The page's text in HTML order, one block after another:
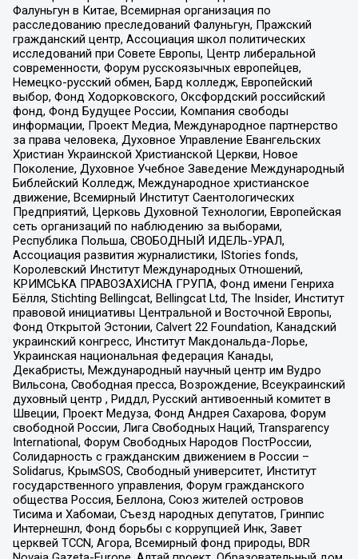
Фалуньгун в Китае, Всемирная организация по
расследованию преследований Фалуньгун, Пражский
гражданский центр, Ассоциация школ политических
исследований при Совете Европы, Центр либеральной
современности, Форум русскоязычных европейцев,
Немецко-русский обмен, Бард колледж, Европейский
выбор, Фонд Ходорковского, Оксфордский российский
фонд, Фонд Будущее России, Компания свободы
информации, Проект Медиа, Международное партнерство
за права человека, Духовное Управление Евангельских
Христиан Украинской Христианской Церкви, Новое
Поколение, Духовное Учебное Заведение Международный
Библейский Колледж, Международное христианское
движение, Всемирный Институт Саентологических
Предприятий, Церковь Духовной Технологии, Европейская
сеть организаций по наблюдению за выборами,
Республика Польша, СВОБОДНЫЙ ИДЕЛЬ-УРАЛ,
Ассоциация развития журналистики, IStories fonds,
Королевский Институт Международных Отношений,
КРИМСЬКА ПРАВОЗАХИСНА ГРУПА, Фонд имени Генриха
Бёлля, Stichting Bellingcat, Bellingcat Ltd, The Insider, Институт
правовой инициативы Центральной и Восточной Европы,
Фонд Открытой Эстонии, Calvert 22 Foundation, Канадский
украинский конгресс, Институт Макдональда-Лорье,
Украинская национальная федерация Канады,
Декабристы, Международный научный центр им Вудро
Вильсона, Свободная пресса, Возрождение, Всеукраинский
духовный центр , Риддл, Русский антивоенный комитет в
Швеции, Проект Медуза, Фонд Андрея Сахарова, Форум
свободной России, Лига Свободных Наций, Transparеncy
International, Форум Свободных Народов ПостРоссии,
Солидарность с гражданским движением в России –
Solidarus, КрымSOS, Свободный университет, Институт
государственного управления, Форум гражданского
общества Россия, Беллона, Союз жителей островов
Тисима и Хабомаи, Съезд народных депутатов, Гринпис
Интернешнл, Фонд борьбы с коррупцией Инк, Завет
церквей TCCN, Агора, Всемирный фонд природы, BDR